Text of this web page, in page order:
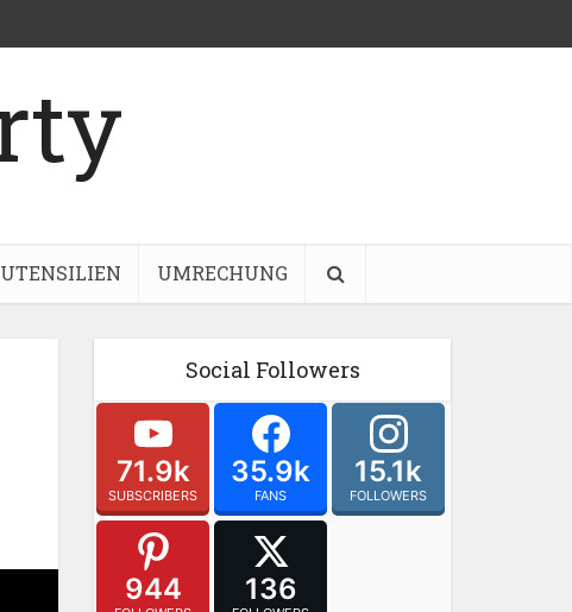
UTENSILIEN UMRECHUNG
Social Followers
71.9k
SUBSCRIBERS
35.9k
FANS
15.1k
FOLLOWERS
944 136